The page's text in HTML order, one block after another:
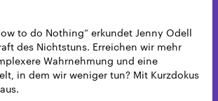
to do Nothing“ erkundet Jenny Odell
des Nichtstuns. Erreichen wir mehr
Wahrnehmung und eine
in dem wir weniger tun? Mit Kurzdokus